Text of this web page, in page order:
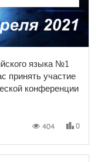
языка №1
участие
конференции
404 0